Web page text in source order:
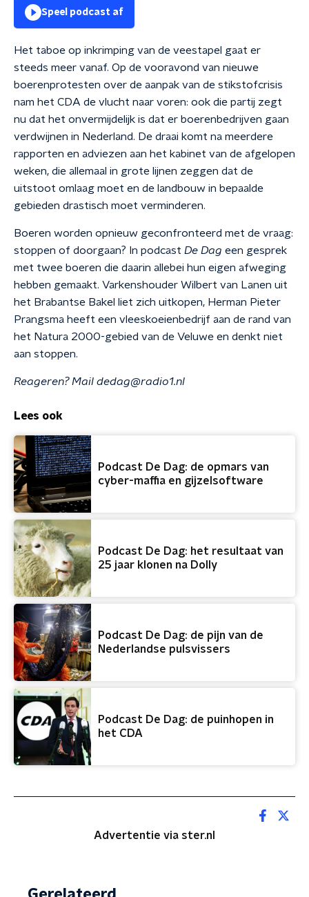
Speel podcast af
Het taboe op inkrimping van de veestapel gaat er
steeds meer vanaf. Op de vooravond van nieuwe
boerenprotesten over de aanpak van de stikstofcrisis
nam het CDA de vlucht naar voren: ook die partij zegt
nu dat het onvermijdelijk is dat er boerenbedrijven gaan
verdwijnen in Nederland. De draai komt na meerdere
rapporten en adviezen aan het kabinet van de afgelopen
weken, die allemaal in grote lijnen zeggen dat de
uitstoot omlaag moet en de landbouw in bepaalde
gebieden drastisch moet verminderen.
Boeren worden opnieuw geconfronteerd met de vraag:
stoppen of doorgaan? In podcast De Dag een gesprek
met twee boeren die daarin allebei hun eigen afweging
hebben gemaakt. Varkenshouder Wilbert van Lanen uit
het Brabantse Bakel liet zich uitkopen, Herman Pieter
Prangsma heeft een vleeskoeienbedrijf aan de rand van
het Natura 2000-gebied van de Veluwe en denkt niet
aan stoppen.
Reageren? Mail dedag@radio1.nl
Lees ook
Podcast De Dag: de opmars van
cyber-maffia en gijzelsoftware
Podcast De Dag: het resultaat van
25 jaar klonen na Dolly
Podcast De Dag: de pijn van de
Nederlandse pulsvissers
Podcast De Dag: de puinhopen in
het CDA
Advertentie via ster.nl